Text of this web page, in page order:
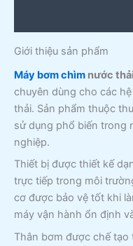
Giới thiệu sản phẩm
Máy bơm chìm nước
chuyên dùng cho các
thải. Sản phẩm thuộc
sử dụng phổ biến trong
nghiệp.
Thiết bị được thiết kế
trực tiếp trong môi
cơ được bảo vệ tốt khi
máy vận hành ổn định
Thân bơm được chế tạo